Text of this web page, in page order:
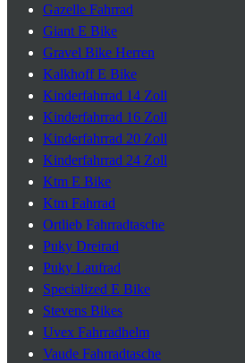
Gazelle Fahrrad
Giant E Bike
Gravel Bike Herren
Kalkhoff E Bike
Kinderfahrrad 14 Zoll
Kinderfahrrad 16 Zoll
Kinderfahrrad 20 Zoll
Kinderfahrrad 24 Zoll
Ktm E Bike
Ktm Fahrrad
Ortlieb Fahrradtasche
Puky Dreirad
Puky Laufrad
Specialized E Bike
Stevens Bikes
Uvex Fahrradhelm
Vaude Fahrradtasche